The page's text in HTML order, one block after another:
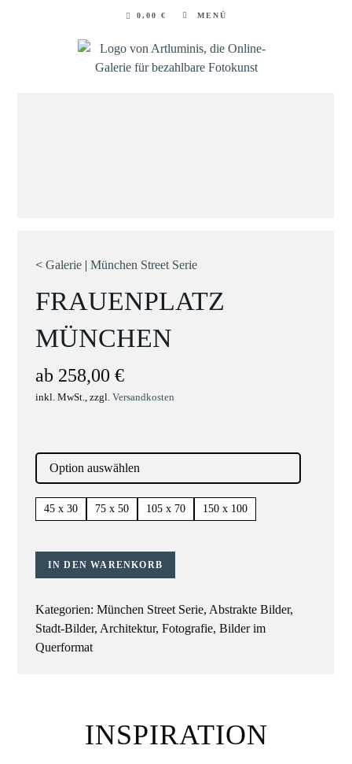
0,00 € MENÜ
< Galerie| München Street Serie
FRAUENPLATZ
MÜNCHEN
ab 258,00 €
inkl. MwSt., zzgl. Versandkosten
45 x 30 75 x 50 105 x 70 150 x 100
IN DEN WARENKORB
Kategorien: München Street Serie, Abstrakte Bilder,
Stadt-Bilder, Architektur, Fotografie, Bilder im
Querformat
INSPIRATION